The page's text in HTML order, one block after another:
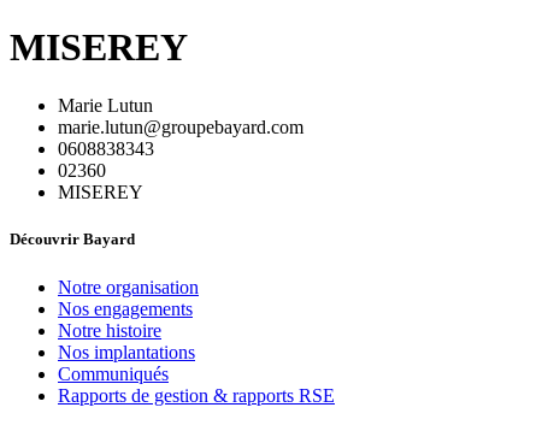
MISEREY
Marie Lutun
marie.lutun@groupebayard.com
0608838343
02360
MISEREY
Découvrir Bayard
Notre organisation
Nos engagements
Notre histoire
Nos implantations
Communiqués
Rapports de gestion & rapports RSE